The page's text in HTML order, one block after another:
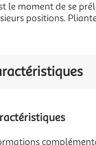
le moment de se
positions.